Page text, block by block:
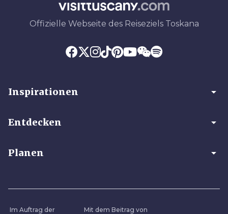
Offizielle Webseite des Reiseziels Toskana
Inspirationen arrow_drop_down
Entdecken arrow_drop_down
Planen arrow_drop_down
Im Auftrag der Mit dem Beitrag von